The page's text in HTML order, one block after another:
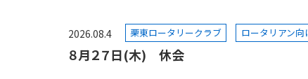
2026.08.4 栗東ロータリークラブ ロータリアン向
８月２７日(木) 休会